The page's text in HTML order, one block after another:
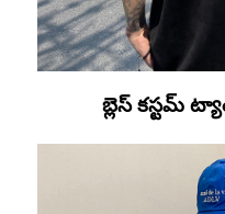
బ్లెస్ కస్టమ్